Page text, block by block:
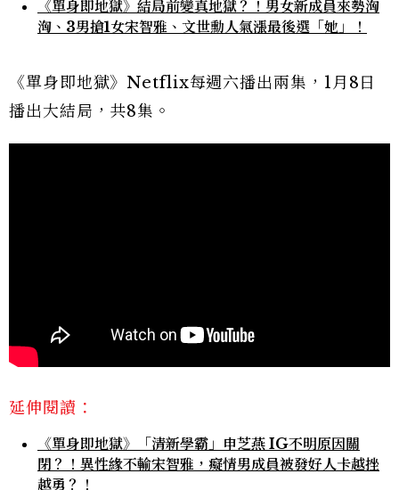
《單身即地獄》結局前變真地獄？！男女新成員來勢洶
洶、3男搶1女宋智雅、文世勳人氣漲最後選「她」！
《單身即地獄》Netflix每週六播出兩集，1月8日
播出大結局，共8集。
延伸閱讀：
《單身即地獄》「清新學霸」申芝燕 IG不明原因關
閉？！異性緣不輸宋智雅，癡情男成員被發好人卡越挫
越勇？！